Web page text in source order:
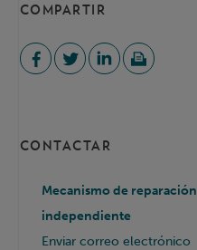
COMPARTIR
CONTACTAR
Mecanismo de reparación
independiente
Enviar correo electrónico